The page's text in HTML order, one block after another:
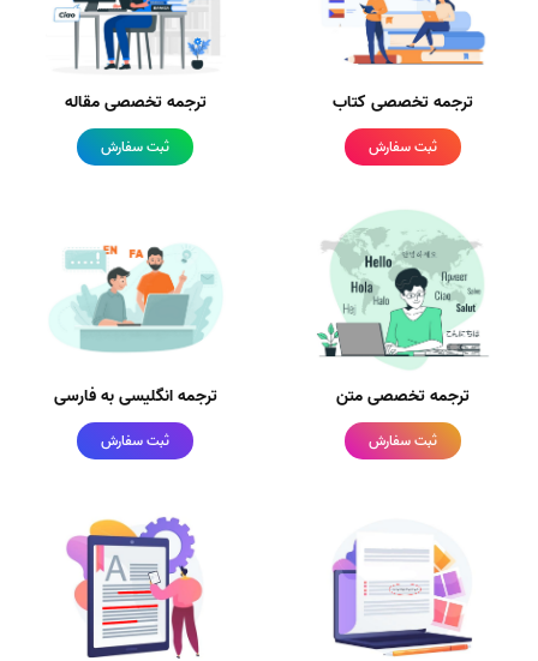
ترجمه تخصصی کتاب
ثبت سفارش
ترجمه تخصصی مقاله
ثبت سفارش
ترجمه تخصصی متن
ثبت سفارش
ترجمه انگلیسی به فارسی
ثبت سفارش